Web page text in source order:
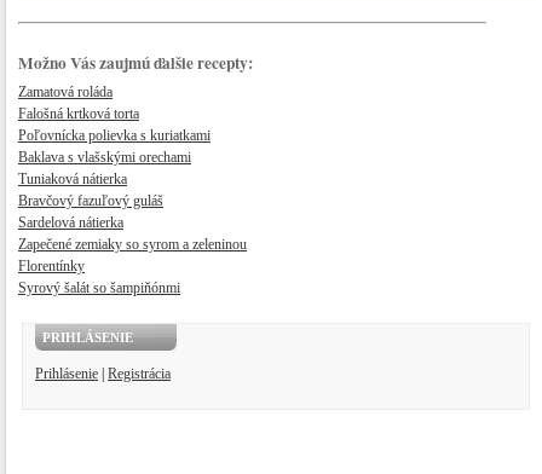
Možno Vás zaujmú ďalšie recepty:
Zamatová roláda
Falošná krtková torta
Poľovnícka polievka s kuriatkami
Baklava s vlašskými orechami
Tuniaková nátierka
Bravčový fazuľový guláš
Sardelová nátierka
Zapečené zemiaky so syrom a zeleninou
Florentínky
Syrový šalát so šampiňónmi
PRIHLÁSENIE
Prihlásenie Registrácia